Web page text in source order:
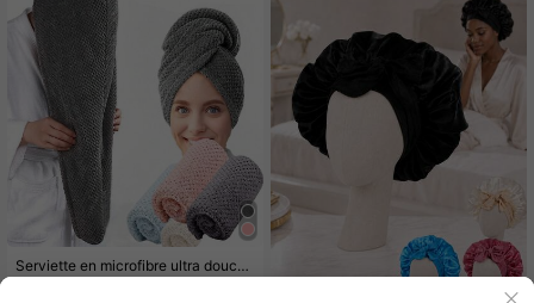
Serviette en microfibre ultra douce - séchage rapide, super absorbante, douce pour les femmes et les filles aux cheveux bouclés ou abîmés, accessoire de bain de couleur unie (set de 1 pièce/4 pièces), chapeau, bonnet de douche, produit et accessoire de soin capillaire de salon, essentiel de beauté pour les voyages